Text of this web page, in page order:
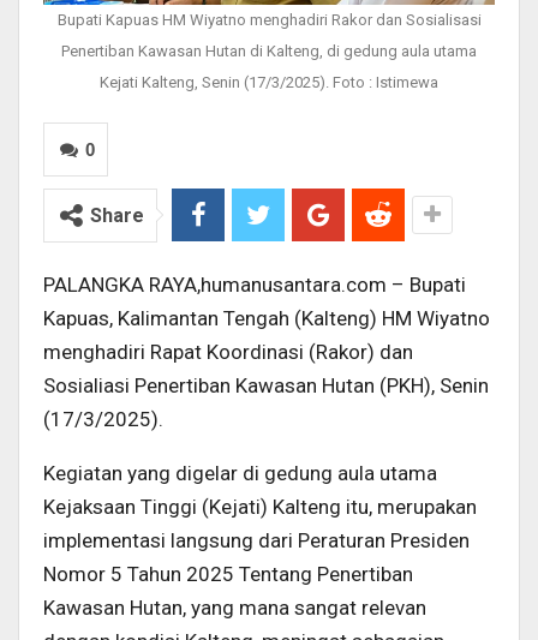
Bupati Kapuas HM Wiyatno menghadiri Rakor dan Sosialisasi
Penertiban Kawasan Hutan di Kalteng, di gedung aula utama
Kejati Kalteng, Senin (17/3/2025). Foto : Istimewa
0
Share
PALANGKA RAYA,humanusantara.com – Bupati
Kapuas, Kalimantan Tengah (Kalteng) HM Wiyatno
menghadiri Rapat Koordinasi (Rakor) dan
Sosialiasi Penertiban Kawasan Hutan (PKH), Senin
(17/3/2025).
Kegiatan yang digelar di gedung aula utama
Kejaksaan Tinggi (Kejati) Kalteng itu, merupakan
implementasi langsung dari Peraturan Presiden
Nomor 5 Tahun 2025 Tentang Penertiban
Kawasan Hutan, yang mana sangat relevan